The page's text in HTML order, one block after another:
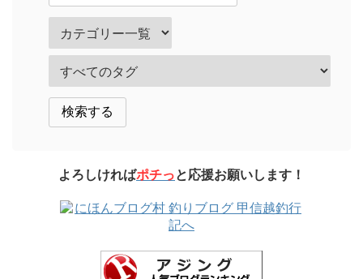
よろしければポチっと応援お願いします！